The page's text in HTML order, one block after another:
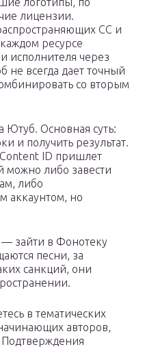
лицензии.
CC и
ресурсе
исполнителя через
не всегда дает точный
со вторым
Ютуб. Основная суть:
и получить результат.
ID пришлет
можно либо завести
либо
аккаунтом, но
— зайти в Фонотеку
песни, за
санкций, они
в тематических
авторов,